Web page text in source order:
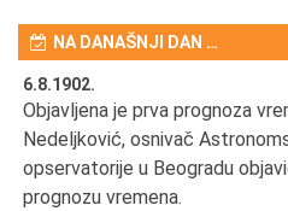
NA DANAŠNJI DAN …
6.8.1902.
Objavljena je prva prognoza
Nedeljković, osnivač
opservatorije u Beogradu
prognozu vremena.